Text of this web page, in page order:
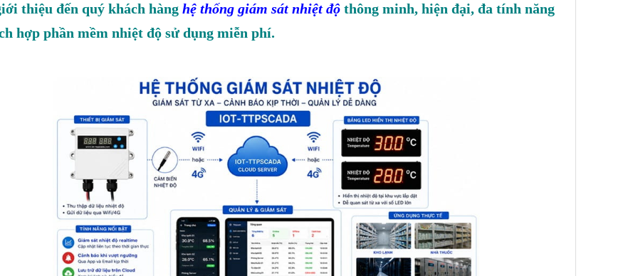
thiệu đến quý khách hàng hệ thống giám sát nhiệt độ thông minh, hiện đại, đa tính năng
hợp phần mềm nhiệt độ sử dụng miễn phí.